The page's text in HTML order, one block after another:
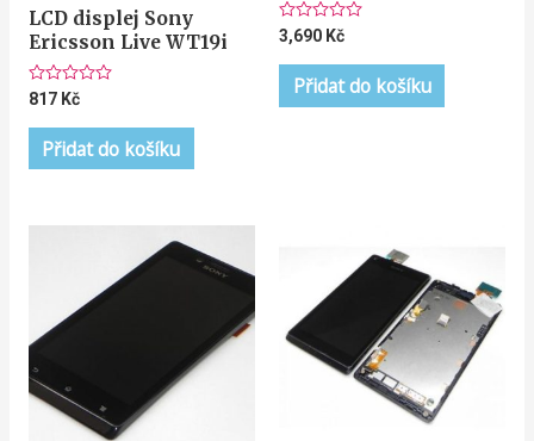
LCD displej Sony
Ericsson Live WT19i
Hodnocení
z
817 Kč
Přidat do košíku
Hodnocení
z
3,690 Kč
Přidat do košíku